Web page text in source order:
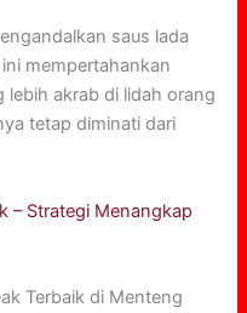
saus lada
mempertahankan
lebih akrab di lidah orang
tetap diminati dari
– Strategi Menangkap
Terbaik di Menteng